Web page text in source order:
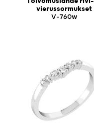
vierussormukset
V-760w